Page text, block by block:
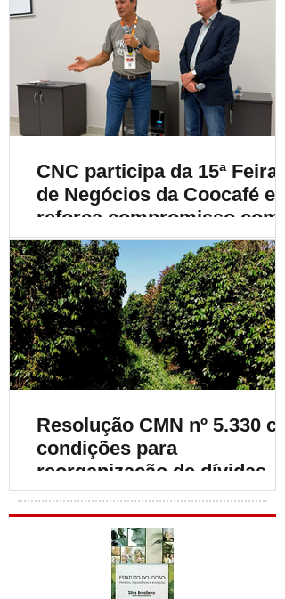
CNC participa da 15ª Feira
de Negócios da Coocafé e
reforça compromisso com
fortalecimento da
cafeicultura
Resolução CMN nº 5.330
condições para
reorganização de dívidas de
cafeicultores